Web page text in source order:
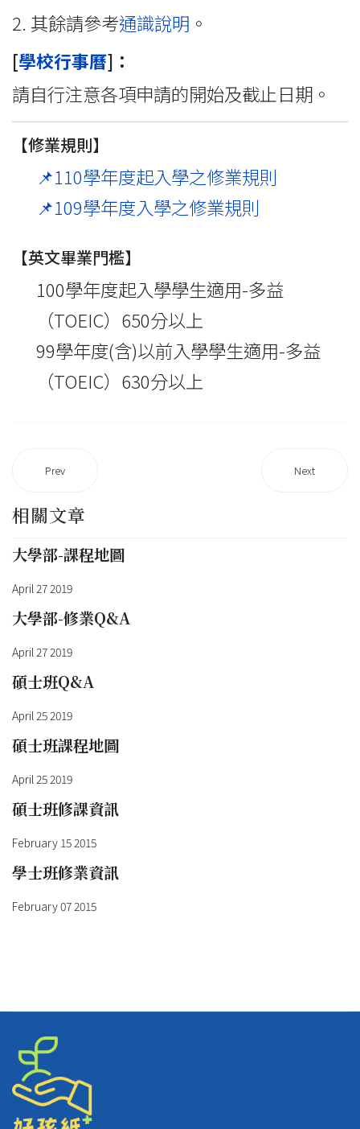
2. 其餘請參考通識說明 。
[學校行事曆]：
請自行注意各項申請的開始及截止日期。
【修業規則】
📌110學年度起入學之修業規則
📌109學年度入學之修業規則
【英文畢業門檻】
100學年度起入學學生適用-多益
（TOEIC）650分以上
99學年度(含)以前入學學生適用-多益
（TOEIC）630分以上
Prev Next
相關文章
大學部-課程地圖
April 27 2019
大學部-修業Q&A
April 27 2019
碩士班Q&A
April 25 2019
碩士班課程地圖
April 25 2019
碩士班修課資訊
February 15 2015
學士班修業資訊
February 07 2015